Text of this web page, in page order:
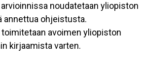
noudatetaan yliopiston
annettua ohjeistusta.
avoimen yliopiston
kirjaamista varten.